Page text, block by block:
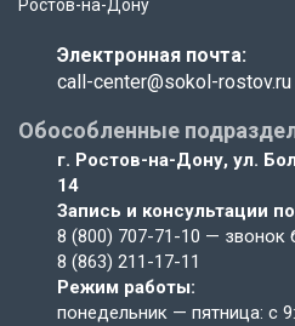
Ростов-на-Дону
Электронная почта:
call-center@sokol-rostov.ru
Обособленные
г. Ростов-на-Дону, ул.
14
Запись и консультации
8 (800) 707-71-10 — звонок
8 (863) 211-17-11
Режим работы:
понедельник — пятница: с